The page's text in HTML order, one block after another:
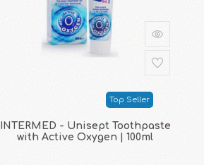
Top Seller
INTERMED - Unisept Toothpaste
with Active Oxygen | 100ml